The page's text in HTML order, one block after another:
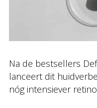
Na de bestsellers
lanceert dit
nóg intensiever